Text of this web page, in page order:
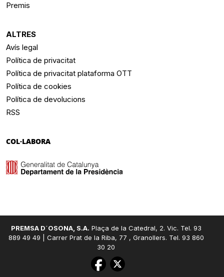
Premis
ALTRES
Avís legal
Política de privacitat
Política de privacitat plataforma OTT
Política de cookies
Política de devolucions
RSS
COL·LABORA
PREMSA D´OSONA, S.A. Plaça de la Catedral, 2. Vic. Tel. 93
889 49 49 | Carrer Prat de la Riba, 77 , Granollers. Tel. 93 860
30 20